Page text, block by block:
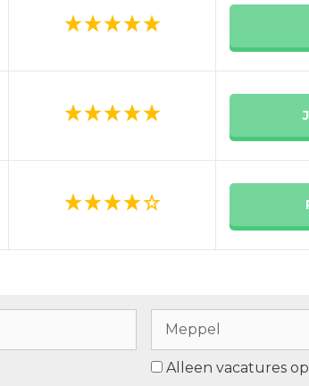
Alleen vacatures